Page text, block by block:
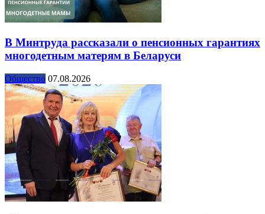
В Минтруда рассказали о пенсионных гарантиях
многодетным матерям в Беларуси
Общество 07.08.2026